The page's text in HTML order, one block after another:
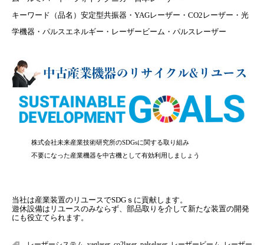
キーワード（品名）安定型共振器・YAGレーザー・CO2レーザー・光
学機器・パルスエネルギー・レーザービーム・パルスレーザー
株式会社未来産業技術研究所のSDGsに関する取り組み
不要になった産業機器を中古機として有効利用しましょう
当社は産業装置のリユースでSDGｓに貢献します。
遊休設備はリユースのみならず、部品取りを介して新たな装置の開発
にも役立てられます。